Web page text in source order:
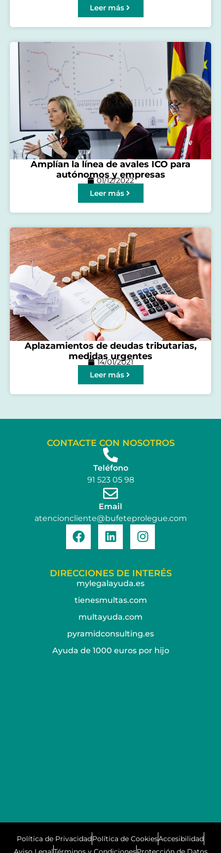
Leer más
Amplían la línea de avales ICO para
autónomos y empresas
01/12/2022
Leer más
Aplazamientos de deudas tributarias,
medidas urgentes
14/01/2021
Leer más
CONTACTE CON NOSOTROS
Teléfono
91 523 05 98
Email
atencioncliente@bufeteprolegue.com
DIRECCIONES DE INTERÉS
mylegalayuda.es
tienesmultas.com
multayuda.com
pyramidconsulting.es
Ayuda de 1000 euros por hijo
Política de PrivacidadPolítica de CookiesAccesibilidad